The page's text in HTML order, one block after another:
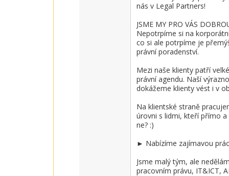
nás v Legal Partners!
JSME MY PRO VÁS
Nepotrpíme si na
co si ale potrpíme je
právní poradenství.
Mezi naše klienty patří
právní agendu. Naší
dokážeme klienty vést i v
Na klientské straně
úrovni s lidmi, kteří přímo
ne? :)
► Nabízíme zajímavou
Jsme malý tým, ale
pracovním právu, IT&ICT,